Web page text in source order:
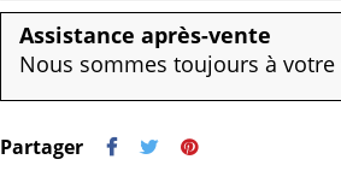
Assistance après-vente
Nous sommes toujours à
Partager